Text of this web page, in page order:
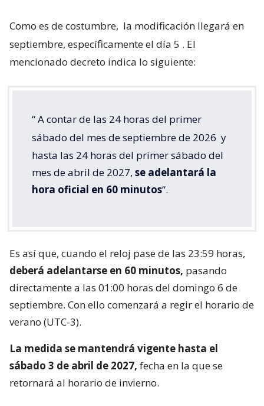
Como es de costumbre, la modificación llegará en
septiembre, específicamente el día 5 . El
mencionado decreto indica lo siguiente:
“A contar de las 24 horas del primer
sábado del mes de septiembre de 2026 y
hasta las 24 horas del primer sábado del
mes de abril de 2027, se adelantará la
hora oficial en 60 minutos“.
Es así que, cuando el reloj pase de las 23:59 horas,
deberá adelantarse en 60 minutos, pasando
directamente a las 01:00 horas del domingo 6 de
septiembre. Con ello comenzará a regir el horario de
verano (UTC-3).
La medida se mantendrá vigente hasta el
sábado 3 de abril de 2027, fecha en la que se
retornará al horario de invierno.